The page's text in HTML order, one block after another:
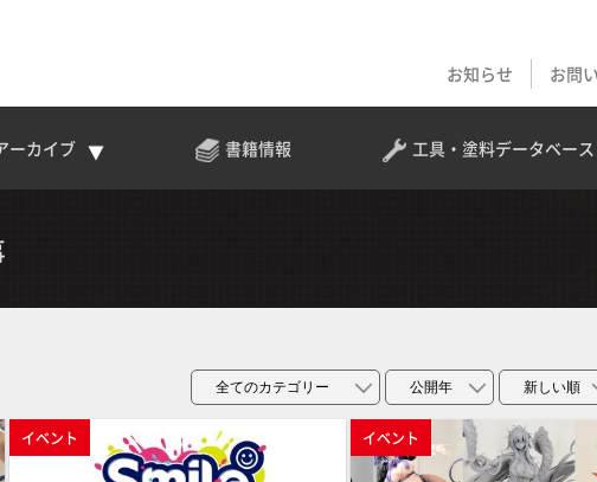
お知らせ
お問
ーカイブ 書籍情報 工具・塗料データベース
イベント イベント